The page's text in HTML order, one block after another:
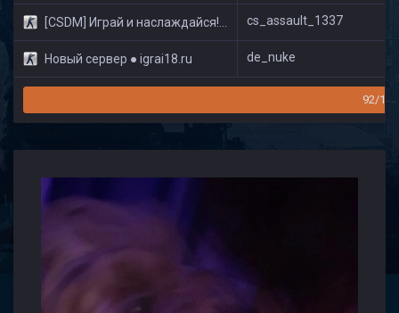
[CSDM] Играй и наслаждайся! © Classic cs_assault_1337
Новый сервер ● igrai18.ru de_nuke
92/160